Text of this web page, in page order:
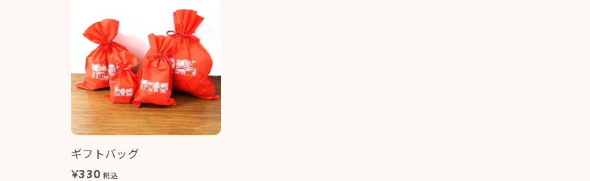
ギフトバッグ
¥330 税込